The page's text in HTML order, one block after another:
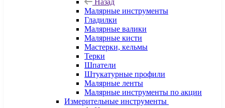
Назад
Малярные инструменты
Гладилки
Малярные валики
Малярные кисти
Мастерки, кельмы
Терки
Шпатели
Штукатурные профили
Малярные ленты
Малярные инструменты по акции
Измерительные инструменты